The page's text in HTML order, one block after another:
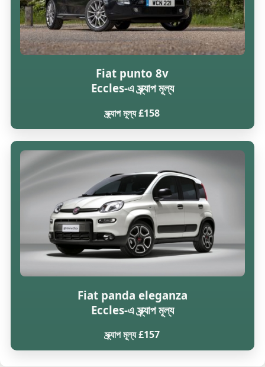
Fiat punto 8v
Eccles-এ স্ক্র্যাপ মূল্য
স্ক্র্যাপ মূল্য £158
Fiat panda eleganza
Eccles-এ স্ক্র্যাপ মূল্য
স্ক্র্যাপ মূল্য £157